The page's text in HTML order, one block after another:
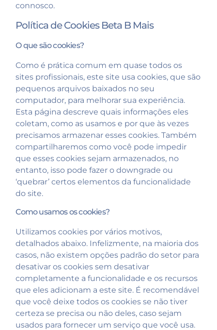
connosco.
Política de Cookies Beta B Mais
O que são cookies?
Como é prática comum em quase todos os
sites profissionais, este site usa cookies, que são
pequenos arquivos baixados no seu
computador, para melhorar sua experiência.
Esta página descreve quais informações eles
coletam, como as usamos e por que às vezes
precisamos armazenar esses cookies. Também
compartilharemos como você pode impedir
que esses cookies sejam armazenados, no
entanto, isso pode fazer o downgrade ou
‘quebrar’ certos elementos da funcionalidade
do site.
Como usamos os cookies?
Utilizamos cookies por vários motivos,
detalhados abaixo. Infelizmente, na maioria dos
casos, não existem opções padrão do setor para
desativar os cookies sem desativar
completamente a funcionalidade e os recursos
que eles adicionam a este site. É recomendável
que você deixe todos os cookies se não tiver
certeza se precisa ou não deles, caso sejam
usados ​​para fornecer um serviço que você usa.